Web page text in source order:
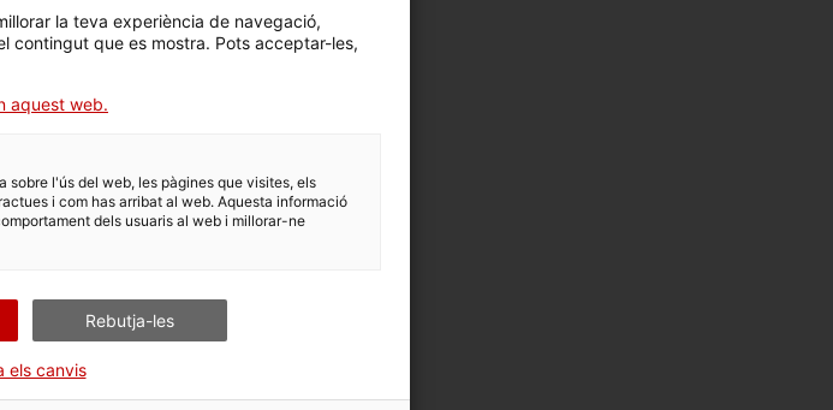
la teva experiència de navegació,
contingut que es mostra. Pots acceptar-les,
aquest web.
sobre l'ús del web, les pàgines que visites, els
i com has arribat al web. Aquesta informació
dels usuaris al web i millorar-ne
Rebutja-les
els canvis